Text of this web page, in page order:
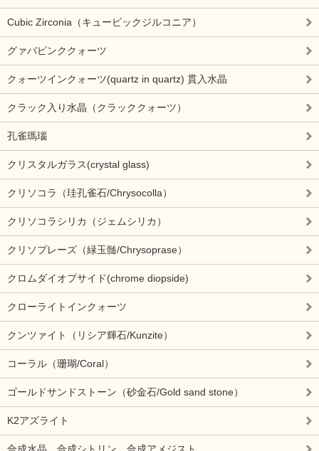
Cubic Zirconia（キュービックジルコニア）
グァバピンククォーツ
クォーツインクォーツ(quartz in quartz) 貫入水晶
クラック入り水晶（クラッククォーツ）
孔雀瑪瑙
クリスタルガラス(crystal glass)
クリソコラ（珪孔雀石/Chrysocolla）
クリソコラシリカ（ジェムシリカ）
クリソプレーズ（緑玉髄/Chrysoprase）
クロムダイオプサイド(chrome diopside)
クローライトインクォーツ
クンツァイト（リシア輝石/Kunzite）
コーラル（珊瑚/Coral）
ゴールドサンドストーン（砂金石/Gold sand stone）
K2アズライト
合成水晶、合成シトリン、合成アメジスト